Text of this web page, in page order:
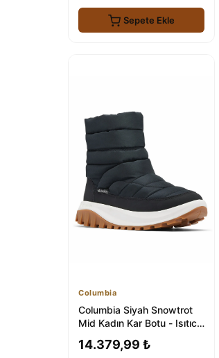
Sepete Ekle
Columbia
Columbia Siyah Snowtrot
Mid Kadın Kar Botu - Isıtıcı
14.379,99 ₺